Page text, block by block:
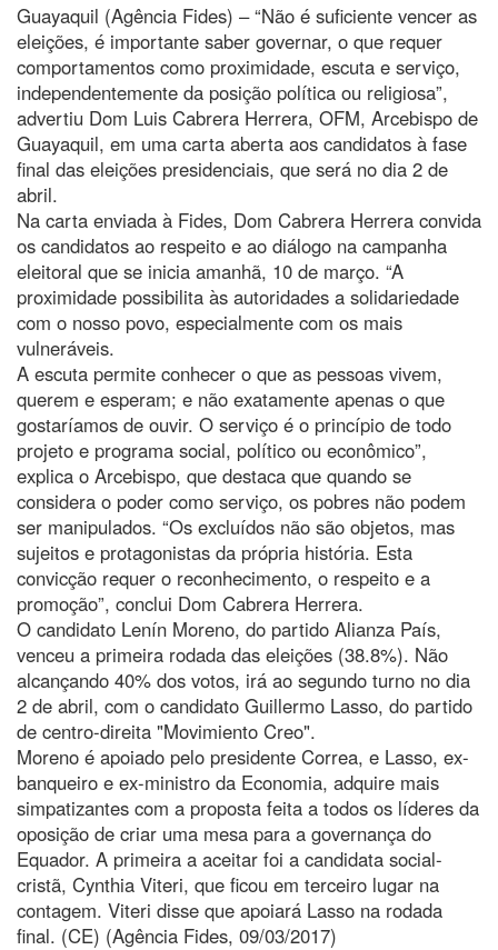
Guayaquil (Agência Fides) – “Não é suficiente vencer as
eleições, é importante saber governar, o que requer
comportamentos como proximidade, escuta e serviço,
independentemente da posição política ou religiosa”,
advertiu Dom Luis Cabrera Herrera, OFM, Arcebispo de
Guayaquil, em uma carta aberta aos candidatos à fase
final das eleições presidenciais, que será no dia 2 de
abril.
Na carta enviada à Fides, Dom Cabrera Herrera convida
os candidatos ao respeito e ao diálogo na campanha
eleitoral que se inicia amanhã, 10 de março. “A
proximidade possibilita às autoridades a solidariedade
com o nosso povo, especialmente com os mais
vulneráveis.
A escuta permite conhecer o que as pessoas vivem,
querem e esperam; e não exatamente apenas o que
gostaríamos de ouvir. O serviço é o princípio de todo
projeto e programa social, político ou econômico”,
explica o Arcebispo, que destaca que quando se
considera o poder como serviço, os pobres não podem
ser manipulados. “Os excluídos não são objetos, mas
sujeitos e protagonistas da própria história. Esta
convicção requer o reconhecimento, o respeito e a
promoção”, conclui Dom Cabrera Herrera.
O candidato Lenín Moreno, do partido Alianza País,
venceu a primeira rodada das eleições (38.8%). Não
alcançando 40% dos votos, irá ao segundo turno no dia
2 de abril, com o candidato Guillermo Lasso, do partido
de centro-direita "Movimiento Creo".
Moreno é apoiado pelo presidente Correa, e Lasso, ex-
banqueiro e ex-ministro da Economia, adquire mais
simpatizantes com a proposta feita a todos os líderes da
oposição de criar uma mesa para a governança do
Equador. A primeira a aceitar foi a candidata social-
cristã, Cynthia Viteri, que ficou em terceiro lugar na
contagem. Viteri disse que apoiará Lasso na rodada
final. (CE) (Agência Fides, 09/03/2017)